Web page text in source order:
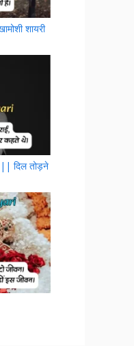
शायरी
दिल तोड़ने